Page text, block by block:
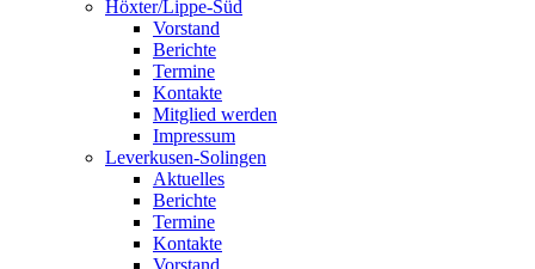
Höxter/Lippe-Süd
Vorstand
Berichte
Termine
Kontakte
Mitglied werden
Impressum
Leverkusen-Solingen
Aktuelles
Berichte
Termine
Kontakte
Vorstand